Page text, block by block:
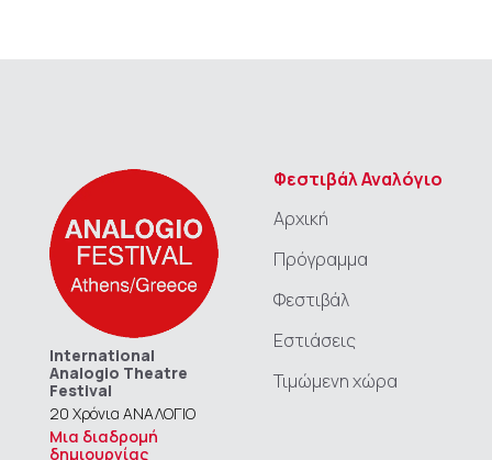
International
Analogio Theatre
Festival
20 Χρόνια ΑΝΑΛΟΓΙΟ
Μια διαδρομή
δημιουργίας
Φεστιβάλ Αναλόγιο
Αρχική
Πρόγραμμα
Φεστιβάλ
Εστιάσεις
Τιμώμενη χώρα